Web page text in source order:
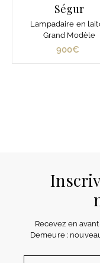
Ségur
Lampadaire en
Grand Modèle
900€
Recevez en
Demeure :